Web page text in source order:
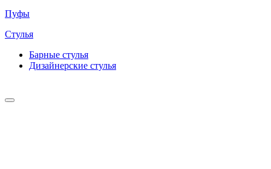
Пуфы
Стулья
Барные cтулья
Дизайнерские cтулья